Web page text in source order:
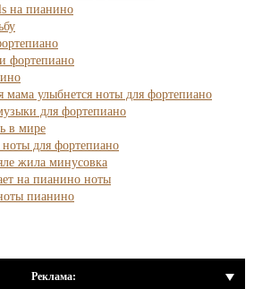
на пианино
фортепиано
мама улыбнется ноты для фортепиано
для фортепиано
в мире
для фортепиано
жила минусовка
на пианино ноты
пианино
Реклама: